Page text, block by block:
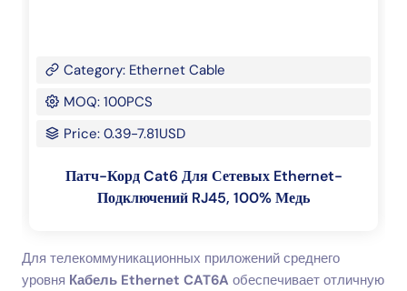
Category: Ethernet Cable
MOQ: 100PCS
Price: 0.39-7.81USD
Патч-Корд Cat6 Для Сетевых Ethernet-
Подключений RJ45, 100% Медь
Для телекоммуникационных приложений среднего
уровня Кабель Ethernet CAT6A обеспечивает отличную